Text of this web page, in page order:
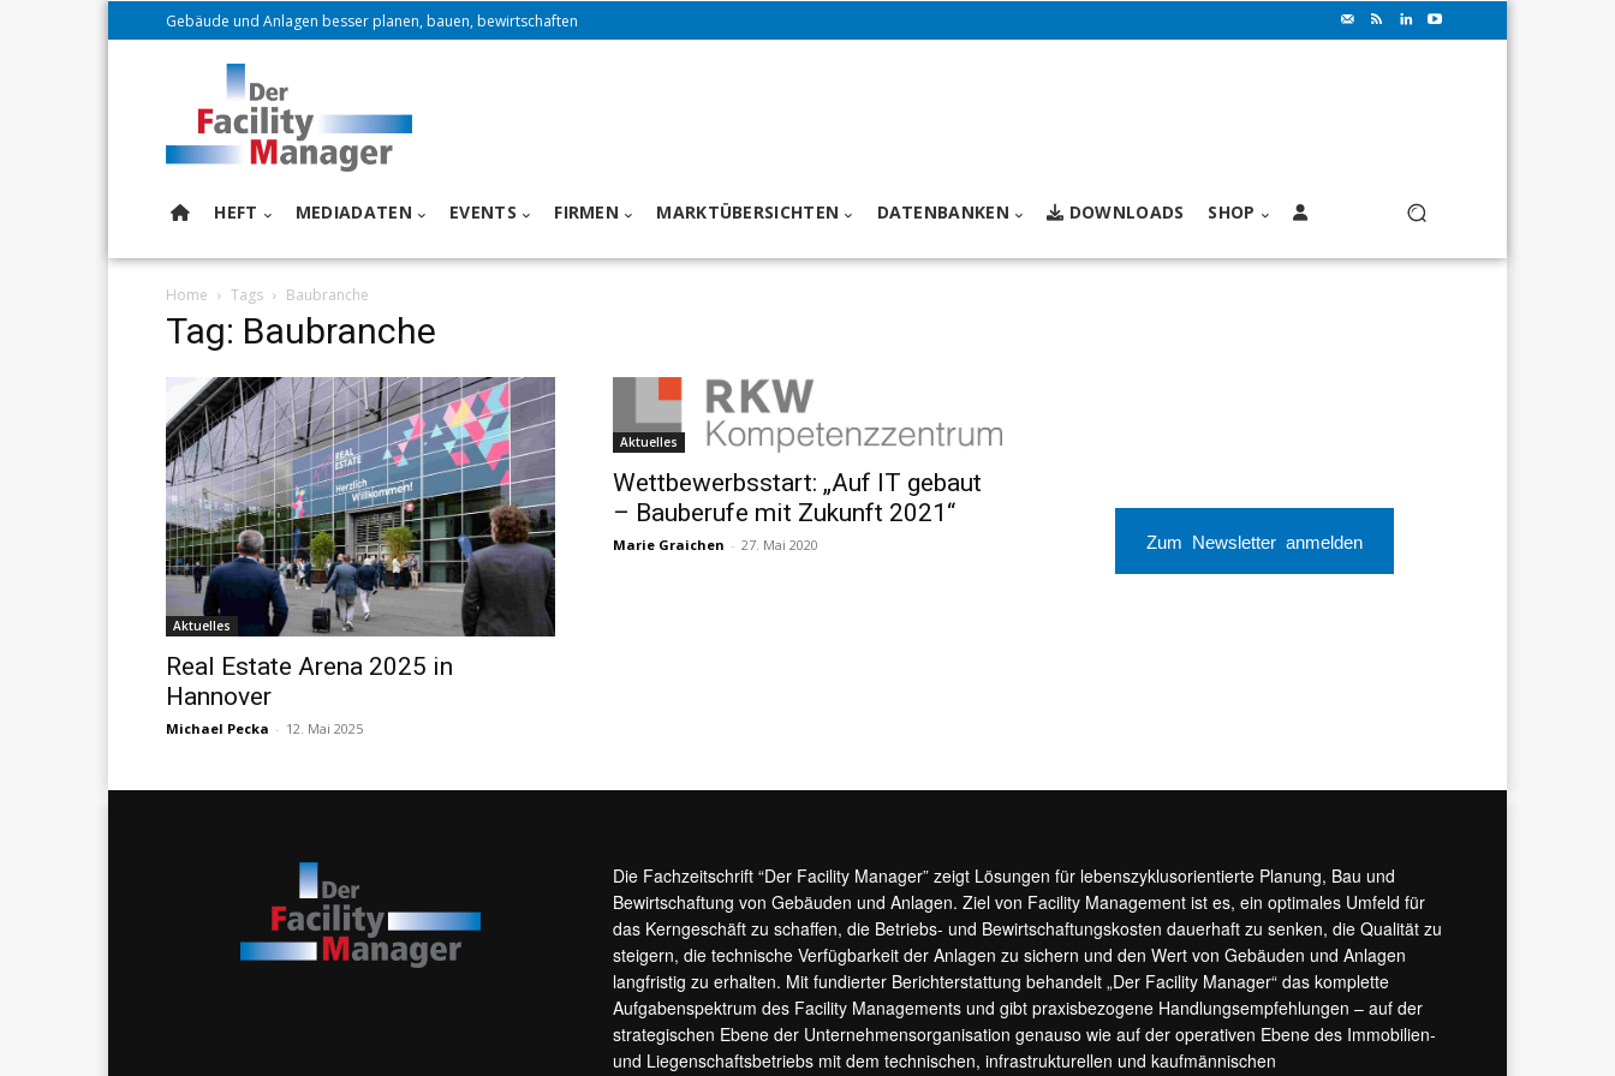
Gebäude und Anlagen besser planen, bauen, bewirtschaften
HEFT MEDIADATEN EVENTS FIRMEN MARKTÜBERSICHTEN DATENBANKEN DOWNLOADS SHOP
Home Tags Baubranche
Tag: Baubranche
Aktuelles
Real Estate Arena 2025 in
Hannover
Michael Pecka - 12. Mai 2025
Aktuelles
Wettbewerbsstart: „Auf IT gebaut
– Bauberufe mit Zukunft 2021“
Marie Graichen - 27. Mai 2020 Zum Newsletter anmelden
Die Fachzeitschrift “Der Facility Manager” zeigt Lösungen für lebenszyklusorientierte Planung, Bau und
Bewirtschaftung von Gebäuden und Anlagen. Ziel von Facility Management ist es, ein optimales Umfeld für
das Kerngeschäft zu schaffen, die Betriebs- und Bewirtschaftungskosten dauerhaft zu senken, die Qualität zu
steigern, die technische Verfügbarkeit der Anlagen zu sichern und den Wert von Gebäuden und Anlagen
langfristig zu erhalten. Mit fundierter Berichterstattung behandelt „Der Facility Manager“ das komplette
Aufgabenspektrum des Facility Managements und gibt praxisbezogene Handlungsempfehlungen – auf der
strategischen Ebene der Unternehmensorganisation genauso wie auf der operativen Ebene des Immobilien-
und Liegenschaftsbetriebs mit dem technischen, infrastrukturellen und kaufmännischen